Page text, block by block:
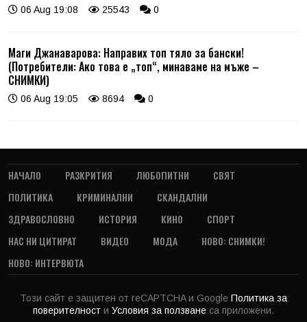
06 Aug 19:08 25543 0
Маги Джанаварова: Направих топ тяло за бански!
(Потребители: Ако това е „топ“, минаваме на мъже –
СНИМКИ)
06 Aug 19:05 8694 0
НАЧАЛО РАЗКРИТИЯ ЛЮБОПИТНИ
СВЯТ
ПОЛИТИКА
КРИМИНАЛНИ
СКАНДАЛНИ
ЗДРАВОСЛОВНО
ИСТОРИЯ КИНО
СПОРТ
НАС НИ ЦИТИРАТ
ВИДЕО МОДА
НОВО: СНИМКИ!
НОВО: ИНТЕРВЮТА
Този сайт е защитен от reCAPTCHA и Google Политика за
поверителност и Условия за ползване са приложени.